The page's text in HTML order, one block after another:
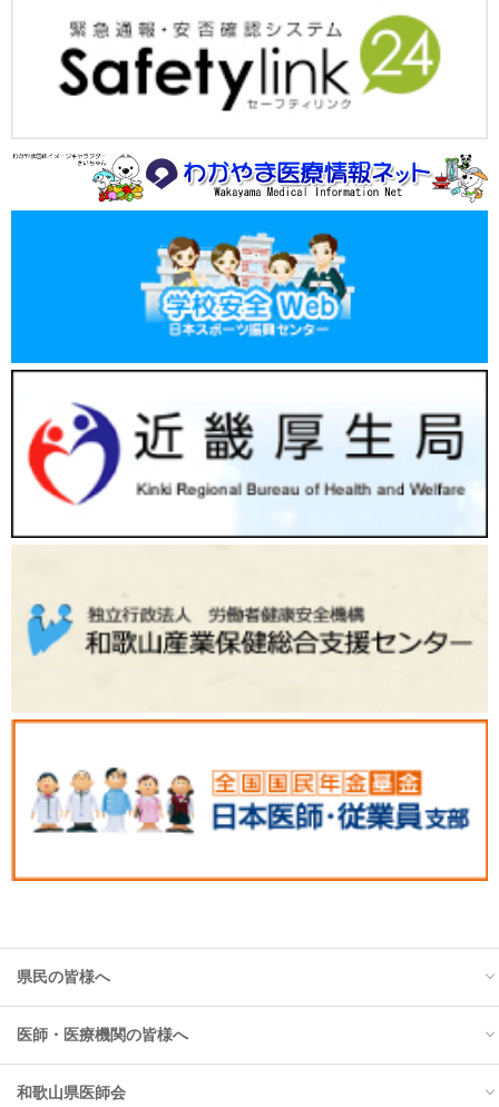
県民の皆様へ
トップ
お知らせ
医師・医療機関の皆様へ
トップ
和歌山県医師会